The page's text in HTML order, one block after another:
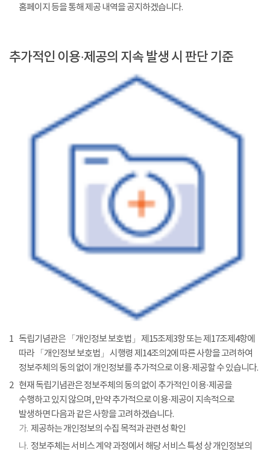
홈페이지 등을 통해 제공 내역을 공지하겠습니다.
추가적인 이용·제공의 지속 발생 시 판단 기준
1 독립기념관은 「개인정보 보호법」 제15조제3항 또는 제17조제4항에
따라 「개인정보 보호법」 시행령 제14조의2에 따른 사항을 고려하여
정보주체의 동의 없이 개인정보를 추가적으로 이용·제공할 수 있습니다.
2 현재 독립기념관은 정보주체의 동의 없이 추가적인 이용·제공을
수행하고 있지 않으며, 만약 추가적으로 이용·제공이 지속적으로
발생하면 다음과 같은 사항을 고려하겠습니다.
가. 제공하는 개인정보의 수집 목적과 관련성 확인
나. 정보주체는 서비스 계약 과정에서 해당 서비스 특성 상 개인정보의